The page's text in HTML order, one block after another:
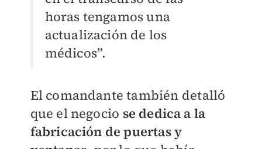
horas tengamos una
actualización de los
médicos”.
El comandante también detalló
que el negocio se dedica a la
fabricación de puertas y